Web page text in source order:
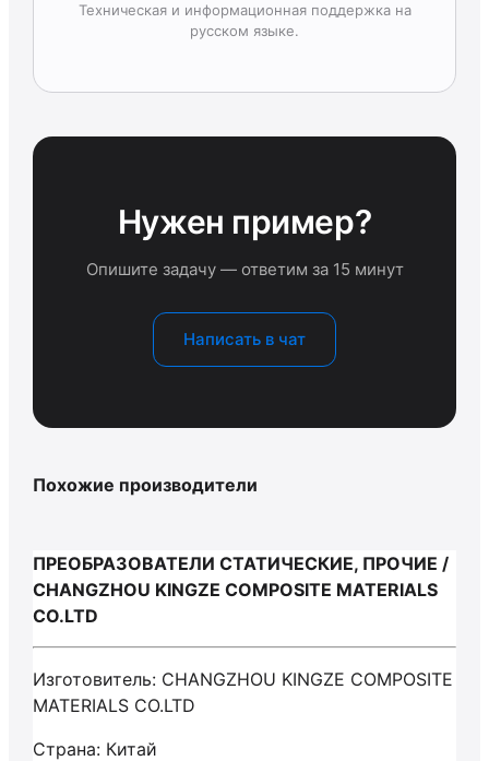
Техническая и информационная поддержка на
русском языке.
Нужен пример?
Опишите задачу — ответим за 15 минут
Написать в чат
Похожие производители
ПРЕОБРАЗОВАТЕЛИ СТАТИЧЕСКИЕ, ПРОЧИЕ /
CHANGZHOU KINGZE COMPOSITE MATERIALS
CO.LTD
Изготовитель: CHANGZHOU KINGZE COMPOSITE
MATERIALS CO.LTD
Страна: Китай